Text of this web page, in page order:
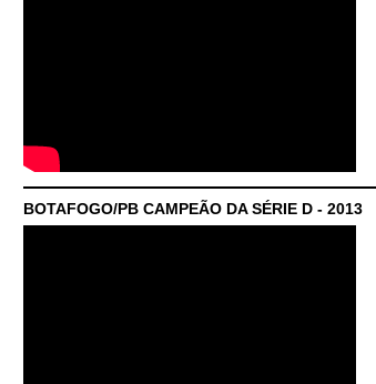
BOTAFOGO/PB CAMPEÃO DA SÉRIE D - 2013